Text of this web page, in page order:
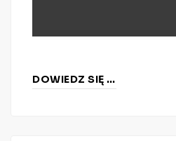
DOWIEDZ SIĘ WIĘCEJ